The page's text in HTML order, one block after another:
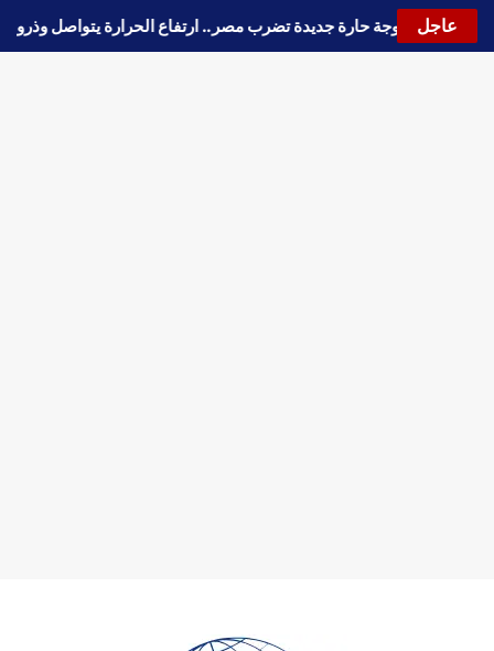
عاجل 🔵موجة حارة جديدة تضرب مصر.. ارتفاع الحرارة يتواصل